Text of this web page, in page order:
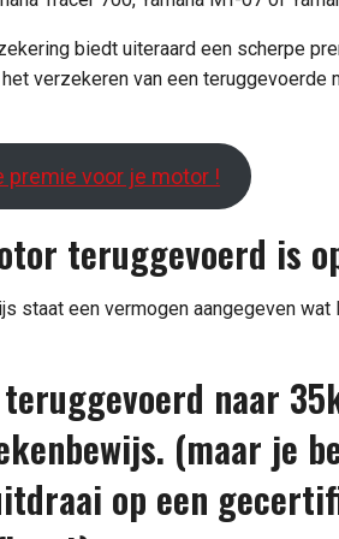
biedt uiteraard een scherpe
verzekeren van een
premie voor je motor !
teruggevoerd is
staat een vermogen aangegeven
naar
(maar je
op een